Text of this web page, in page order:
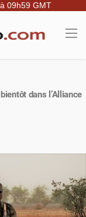
09h59 GMT
dans l’Alliance